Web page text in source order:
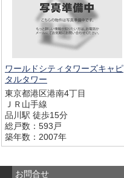
ワールドシティタワーズキャピ
タルタワー
東京都港区港南4丁目
ＪＲ山手線
品川駅 徒歩15分
総戸数：593戸
築年数：2007年
お問合せ